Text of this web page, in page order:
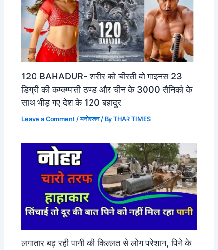
120 BAHADUR- शरीर को चीरती वो माइनस 23
डिग्री की कम्क्म्पाती ठण्ड और चीन के 3000 सैनिको के
साथ भीड़ गए देश के 120 बहादुर
Leave a Comment /मनोरंजन/ ByTHAR TIMES
लगातार बढ़ रही पानी की किल्लत से लोग परेशान, पिने के